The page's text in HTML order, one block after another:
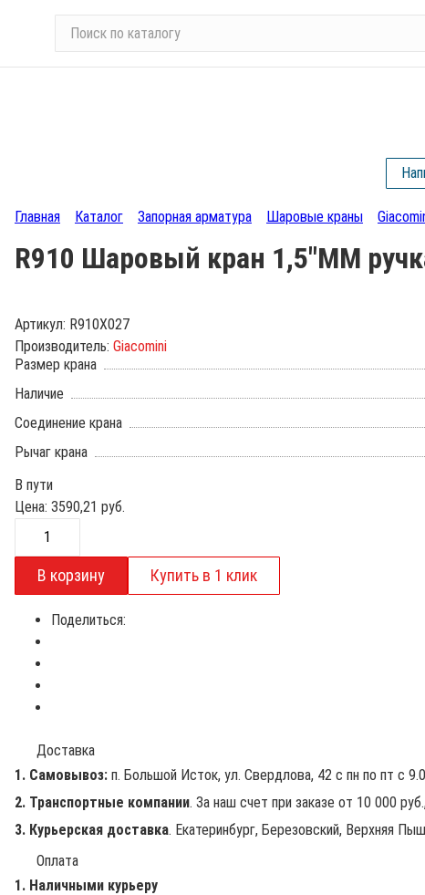
и
т
л
у
Главная Каталог Запорная арматура Шаровые краны
R910 Шаровый кран 1,5"ММ
Артикул: R910X027
Производитель: Giacomini
Размер крана
Наличие
Соединение крана
Рычаг крана
В пути
Цена: 3590,21 руб.
Поделиться:
Доставка
1. Самовывоз: п. Большой Исток, ул. Свердлова, 42 с пн по пт с
2. Транспортные компании. За наш счет при заказе от 10 000
3. Курьерская доставка. Екатеринбург, Березовский, Верхняя
Оплата
1. Наличными курьеру